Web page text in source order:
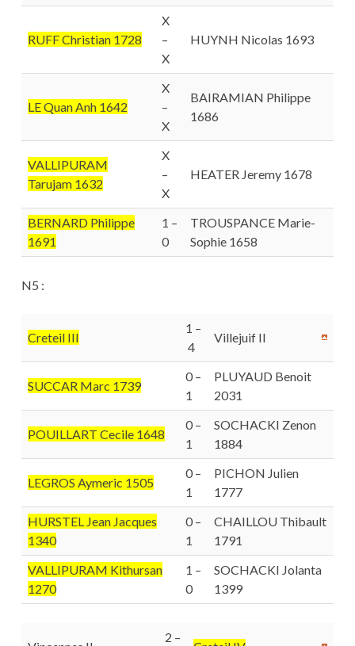
RUFF Christian 1728
X
–
X
HUYNH Nicolas 1693
LE Quan Anh 1642
X
–
X
BAIRAMIAN Philippe
1686
VALLIPURAM
Tarujam 1632
X
–
X
HEATER Jeremy 1678
BERNARD Philippe
1691
1 –
0
TROUSPANCE Marie-
Sophie 1658
N5 :
Creteil III
1 –
4
Villejuif II
SUCCAR Marc 1739
0 –
1
PLUYAUD Benoit
2031
POUILLART Cecile 1648
0 –
1
SOCHACKI Zenon
1884
LEGROS Aymeric 1505
0 –
1
PICHON Julien
1777
HURSTEL Jean Jacques
1340
0 –
1
CHAILLOU Thibault
1791
VALLIPURAM Kithursan
1270
1 –
0
SOCHACKI Jolanta
1399
2 –